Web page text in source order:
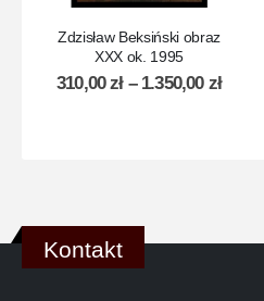
Zdzisław Beksiński obraz
XXX ok. 1995
310,00zł – 1.350,00 zł
Kontakt